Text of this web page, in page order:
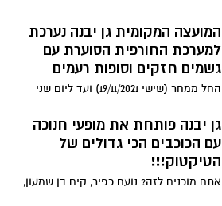
המועצה המקומית גן יבנה נערכת
למערכת החורפית הסוערת עם
גשמים חזקים וסופות רעמים
החל ממחר (שישי 19/11/2021) ועד ליום שני
(22/11/21) צפויה להגיע לאזורנו מערכת חורפית
סוערת שתכלול התקררות ניכרת, גשמים
חזקים וסופות רעמים. המועצה המקומית גן
יבנה, נערכה בכל המרחב הציבורי כולל ניקוי
קולטנים ברחבי היישוב, גיזום עצים, שדרוג
תשתיות ניקוז במוקדים השונים ועוד.
גן יבנה פותחת את מופעי חנוכה
עם הכוכבים הכי גדולים של
הטיקטוק!!!
אתם מוכנים לזה? נועם כפיר, קים בן שמעון,
איב בראונשטיין ויועד דץ פותחים אתכם את